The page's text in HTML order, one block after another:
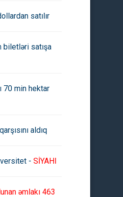
satılır
biletləri satışa
70 min hektar
aldıq
- SİYAHI
əmlakı 463